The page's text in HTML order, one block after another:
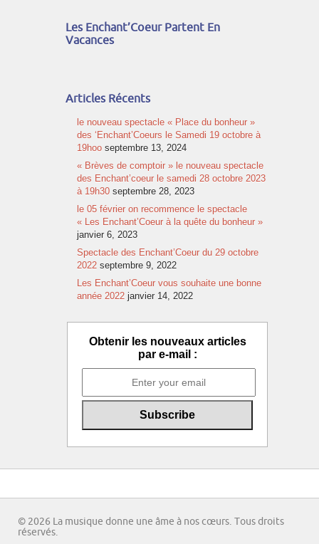
Les Enchant’Coeur Partent En
Vacances
Articles Récents
le nouveau spectacle « Place du bonheur »
des ‘Enchant’Coeurs le Samedi 19 octobre à
19hoo septembre 13, 2024
« Brèves de comptoir » le nouveau spectacle
des Enchant’coeur le samedi 28 octobre 2023
à 19h30 septembre 28, 2023
le 05 février on recommence le spectacle
« Les Enchant’Coeur à la quête du bonheur »
janvier 6, 2023
Spectacle des Enchant’Coeur du 29 octobre
2022 septembre 9, 2022
Les Enchant’Coeur vous souhaite une bonne
année 2022 janvier 14, 2022
Obtenir les nouveaux articles
par e-mail :
© 2026 La musique donne une âme à nos cœurs. Tous droits
réservés.